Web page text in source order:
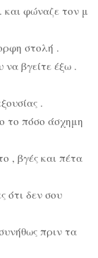
και φώναζε τον μ
στολή .
βγείτε έξω .
.
το πόσο άσχημη
, βγές και πέτα
ότι δεν σου
πριν τα